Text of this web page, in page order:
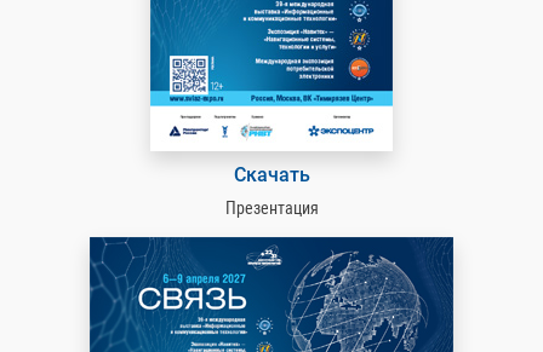
Скачать
Презентация